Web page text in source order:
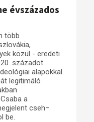
megszilárdulása
alatt)
évszázados
több
közül - eredeti
századot.
alapokkal
legitimáló
a
cseh–
be.